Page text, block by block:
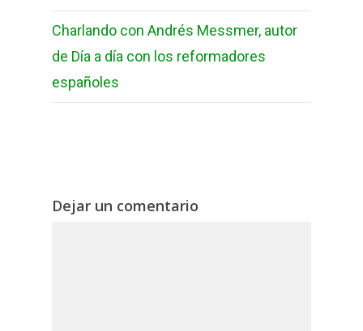
Charlando con Andrés Messmer, autor
de Día a día con los reformadores
españoles
Dejar un comentario